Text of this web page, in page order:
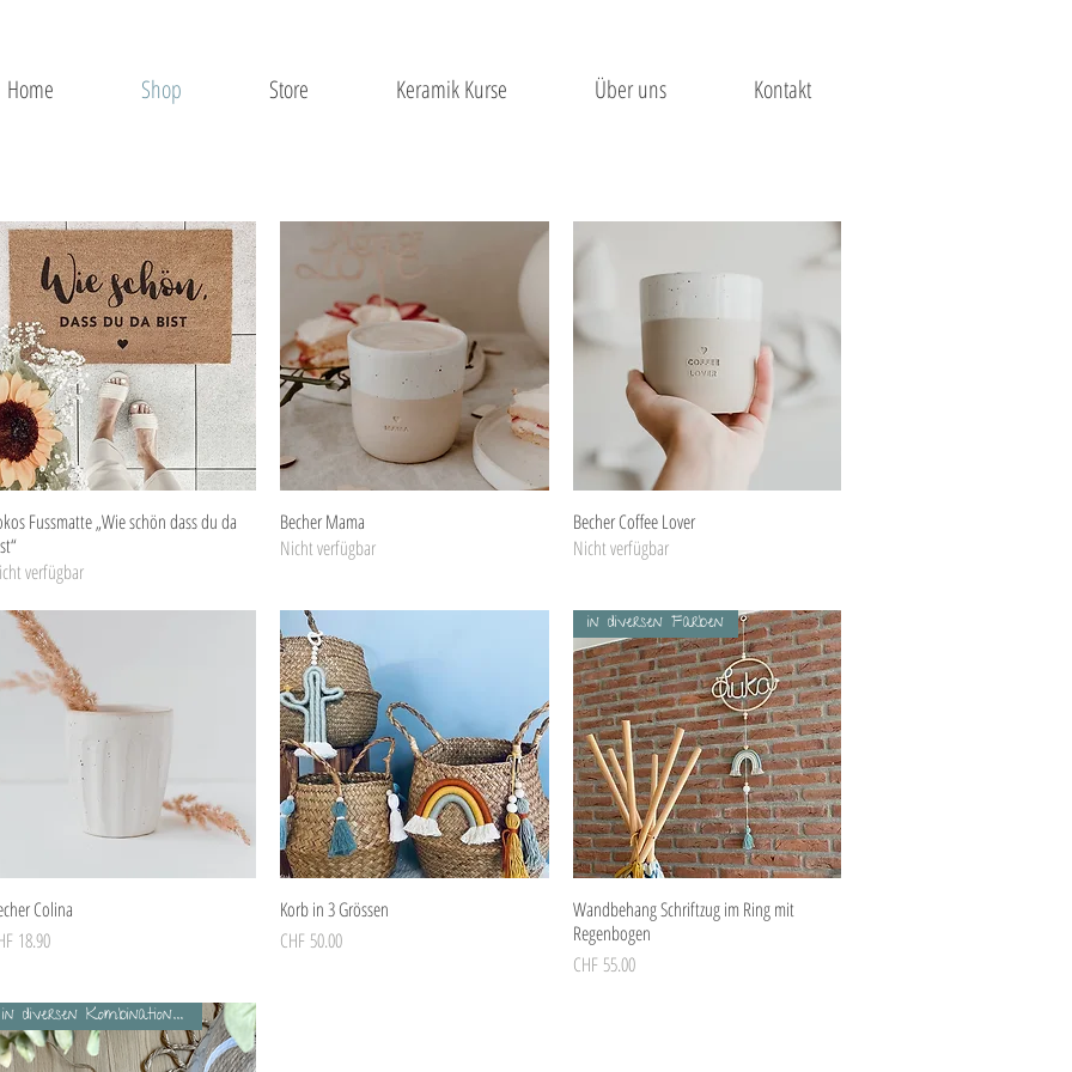
Home Shop Store Keramik Kurse Über uns Kontakt
Decken & Kissen
Schnellansicht
Fussmatte „Wie schön dass du da
verfügbar
Becher Mama
Nicht verfügbar
Schnellansicht
Becher Coffee Lover
Nicht verfügbar
Colina
18.90
Schnellansicht
Korb in 3 Grössen
Preis
CHF 50.00
Schnellansicht
in diversen Farben
Wandbehang Schriftzug im Ring mit
Regenbogen
Preis
CHF 55.00
in diversen Kombinationen